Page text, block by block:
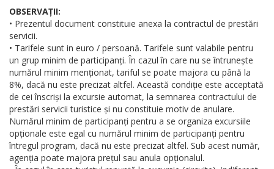
OBSERVAȚII:
• Prezentul document constituie anexa la contractul de prestări
servicii.
• Tarifele sunt in euro / persoană. Tarifele sunt valabile pentru
un grup minim de participanți. În cazul în care nu se întrunește
numărul minim menționat, tariful se poate majora cu până la
8%, dacă nu este precizat altfel. Această condiție este acceptată
de cei înscriși la excursie automat, la semnarea contractului de
prestări servicii turistice și nu constituie motiv de anulare.
Numărul minim de participanți pentru a se organiza excursiile
opționale este egal cu numărul minim de participanți pentru
întregul program, dacă nu este precizat altfel. Sub acest număr,
agenția poate majora prețul sau anula opționalul.